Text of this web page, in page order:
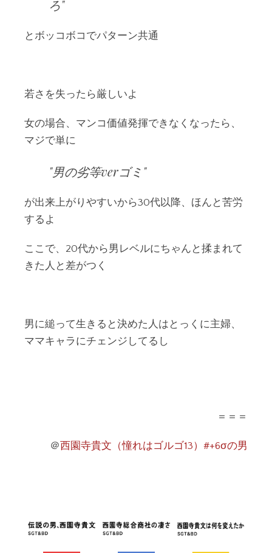
ろ
とボッコボコでパターン共通
若さを失ったら厳しいよ
女の場合、マンコ価値発揮できなくなったら、
マジで単に
男の劣等verゴミ
が出来上がりやすいから30代以降、ほんと苦労
するよ
ここで、20代から男レベルにちゃんと揉まれて
きた人と差がつく
男に縋って生きると決めた人はとっくに主婦、
ママキャラにチェンジしてるし
＝＝＝
＠西園寺貴文（憧れはゴルゴ13）#+6σの男